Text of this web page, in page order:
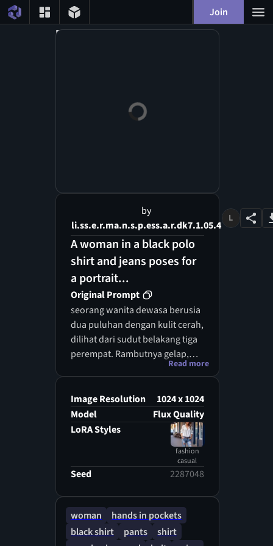
Join
by
li.ss.e.r.ma.n.s.p.ess.a.r.dk7.1.05.4
L
A woman in a black polo
shirt and jeans poses for
a portrait...
Original Prompt
seorang wanita dewasa berusia
dua puluhan dengan kulit cerah,
dilihat dari sudut belakang tiga
perempat. Rambutnya gelap,
disanggul rapi dengan pita satin
dengan latar belakang hitam
solid. Dia memegang
sanggulnya dengan lembut
menggunakan satu tangan. T-
dikenakannya. Gaya karakter ini
kematangan dengan detail
wajah yang halus namun
menawan, serta ekspresi yang
Read more
Image Resolution
1024 x 1024
Model
Flux Quality
LoRA Styles
fashion
casual
Seed 2287048
woman
hands in pockets
black shirt
pants
shirt